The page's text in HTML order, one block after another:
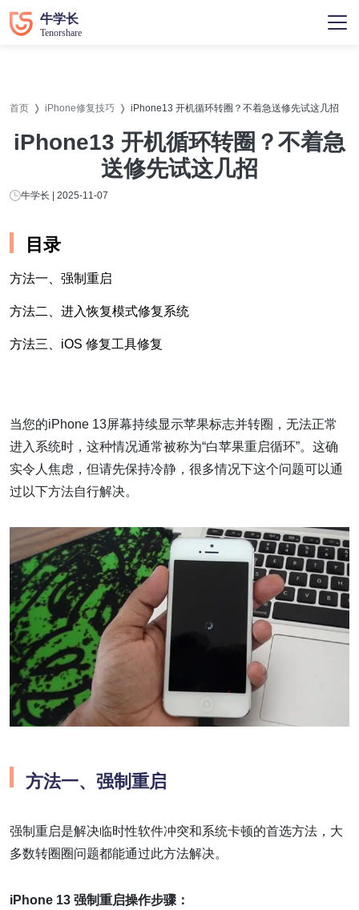
首页 iPhone修复技巧 iPhone13 开机循环转圈？不着急送修先试这几招
iPhone13 开机循环转圈？不着急
送修先试这几招
牛学长 | 2025-11-07
目录
方法一、强制重启
方法二、进入恢复模式修复系统
方法三、iOS 修复工具修复
当您的iPhone 13屏幕持续显示苹果标志并转圈，无法正常
进入系统时，这种情况通常被称为“白苹果重启循环”。这确
实令人焦虑，但请先保持冷静，很多情况下这个问题可以通
过以下方法自行解决。
方法一、 强制重启
强制重启是解决临时性软件冲突和系统卡顿的首选方法，大
多数转圈圈问题都能通过此方法解决。
iPhone 13 强制重启操作步骤：